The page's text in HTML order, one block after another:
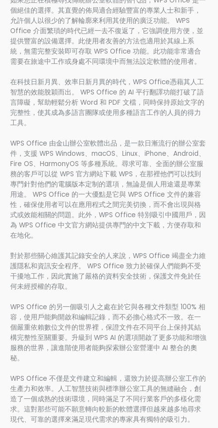
個絕佳的選擇。其直覺的佈局適合經驗豐富的專業人士和新手，
允許個人以很少的了解輪廓來利用其使用的廣泛功能。 WPS
Office 介面繁瑣的時代已經一去不復返了，它強調使用方便，並
提供豐富的設備選擇。此使用者友善的方法也適用於其線上系
統，無需完整安裝即可存取 WPS Office 功能。此功能非常適合
需要在旅途中工作或身處不同環境中而無法設定軟體的使用者。
在科技日新月異、效率日新月異的時代，WPS Office憑藉其人工
智慧的效能脫穎而出。 WPS Office 的 AI 平行翻譯功能打破了語
言障礙，幫助輕鬆分析 Word 和 PDF 文檔，同時保持原始文字的
完整性，使其成為多語言團隊或使用多種語言工作的人員的得力
工具。
WPS Office 由金山辦公室軟體出品，是一款日漸流行的辦公室套
件，支援 WPS Windows、macOS、Linux、iPhone、Android、
Fire OS、HarmonyOS 等多種系統。尋求可靠、全面的辦公室服
務的客戶可以從 WPS 官方網站下載 WPS，在那裡他們可以找到
專門針對他們的電腦版本定制的選項，無論是個人用途還是專業
用途。 WPS Office 的一大優點是它與 WPS Office 文件的兼容
性，確保使用者可以在應用程式之間完美切換，而不會出現與格
式或效能相關的問題。此外，WPS Office 特別吸引中國用戶，因
為 WPS Office 中文官方網站提供專門的中文下載，方便存取和
在地化。
對於那些關心維護其記錄安全的人來說，WPS Office 竭盡全力維
護隱私和資訊安全程序。 WPS Office 致力於確保人們能夠不受
干擾地工作，因此實施了嚴格的資料安全技術，保護文件免於任
何未經授權的存取。
WPS Office 的另一個吸引人之處在於它與各種文件類型 100% 相
容，使用戶能夠開啟和編輯記錄，而不必擔心格式不一致。在一
個嚴重依賴數位文件的世界裡，保證文件在不同平台上保持其結
構完整性至關重要。升級到 WPS AI 的選項開啟了更多功能和增強
服務的世界，讓進階使用者能夠探索辦公室營運中 AI 整合的奧
秘。
WPS Office 不僅是文件建立和編輯，還致力於提高辦公室工作的
生產力和效率。人工智慧技術與標準辦公室工具的無縫融合，創
造了一個成熟的技術環境，同時滿足了不同行業客戶的多樣化需
求。這對那些可能不願意轉向較新的軟體選擇但越來越多地尋求
現代、可靠的選擇來滿足現代需求的專家具有獨特的吸引力。